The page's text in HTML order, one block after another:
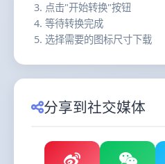
点击"开始转换"按钮
等待转换完成
选择需要的图标尺寸下载
分享到社交媒体